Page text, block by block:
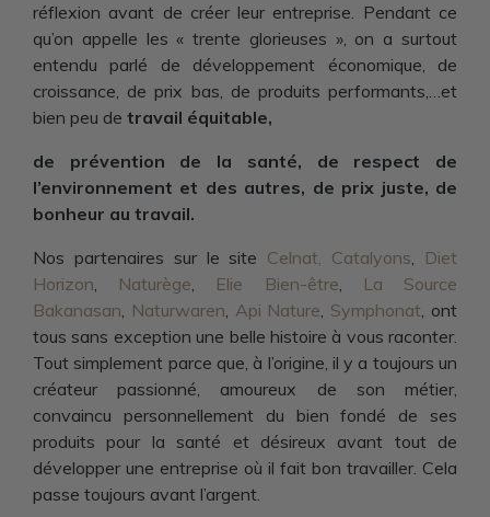
réflexion avant de créer leur entreprise. Pendant ce
qu’on appelle les « trente glorieuses », on a surtout
entendu parlé de développement économique, de
croissance, de prix bas, de produits performants,…et
bien peu de travail équitable,
de prévention de la santé, de respect de
l’environnement et des autres, de prix juste, de
bonheur au travail.
Nos partenaires sur le site Celnat, Catalyons, Diet
Horizon, Naturège, Elie Bien-être, La Source
Bakanasan, Naturwaren, Api Nature, Symphonat, ont
tous sans exception une belle histoire à vous raconter.
Tout simplement parce que, à l’origine, il y a toujours un
créateur passionné, amoureux de son métier,
convaincu personnellement du bien fondé de ses
produits pour la santé et désireux avant tout de
développer une entreprise où il fait bon travailler. Cela
passe toujours avant l’argent.